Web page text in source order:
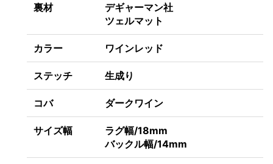
裏材
デギャーマン社
ツェルマット
カラー ワインレッド
ステッチ 生成り
コバ ダークワイン
サイズ幅
ラグ幅/18mm
バックル幅/14mm